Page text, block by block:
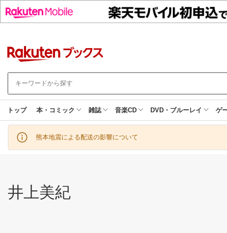
トップ 本・コミック 雑誌 音楽CD DVD・ブルーレイ ゲ
熊本地震による配送の影響について
井上美紀